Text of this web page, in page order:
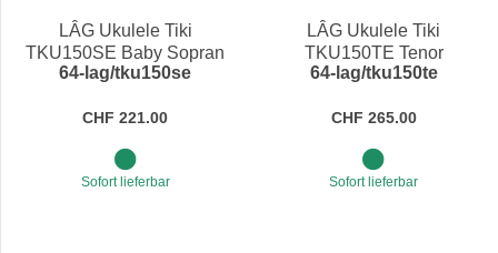
LÂG Ukulele Tiki
TKU150SE Baby Sopran
64-lag/tku150se
CHF 221.00
Sofort lieferbar
LÂG Ukulele Tiki
TKU150TE Tenor
64-lag/tku150te
CHF 265.00
Sofort lieferbar